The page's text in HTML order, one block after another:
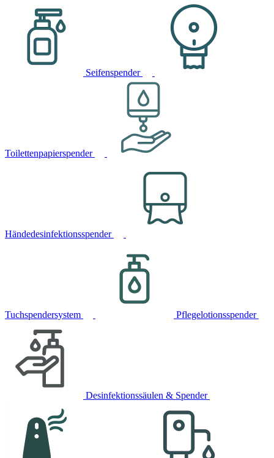
Seifenspender
Toilettenpapierspender
Händedesinfektionsspender
Tuchspendersystem Pflegelotionsspender
Desinfektionssäulen & Spender